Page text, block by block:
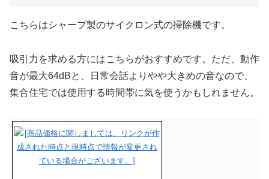
こちらはシャープ製のサイクロン式の掃除機です。
吸引力を求める方にはこちらがおすすめです。ただ、動作
音が最大64dBと、日常会話よりやや大きめの音なので、
集合住宅では使用する時間帯に気を使うかもしれません。